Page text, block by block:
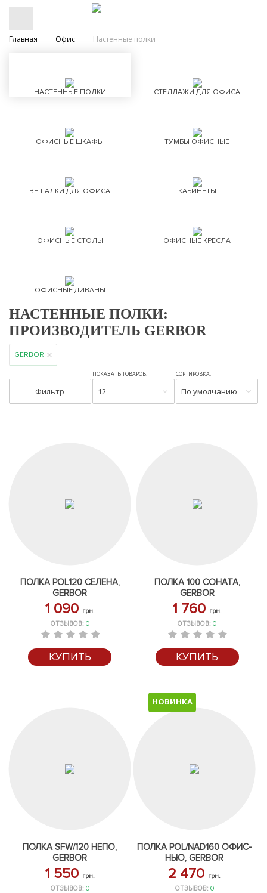
Главная Офис Настенные полки
НАСТЕННЫЕ ПОЛКИ СТЕЛЛАЖИ ДЛЯ ОФИСА
ОФИСНЫЕ ШКАФЫ ТУМБЫ ОФИСНЫЕ
ВЕШАЛКИ ДЛЯ ОФИСА КАБИНЕТЫ
ОФИСНЫЕ СТОЛЫ ОФИСНЫЕ КРЕСЛА
ОФИСНЫЕ ДИВАНЫ
НАСТЕННЫЕ ПОЛКИ:
ПРОИЗВОДИТЕЛЬ GERBOR
GERBOR
Фильтр
ПОКАЗАТЬ ТОВАРОВ:
12
СОРТИРОВКА:
По умолчанию
ПОЛКА POL120 СЕЛЕНА,
GERBOR
1 090 грн.
ОТЗЫВОВ: 0
КУПИТЬ
ПОЛКА 100 СОНАТА,
GERBOR
1 760 грн.
ОТЗЫВОВ:0
КУПИТЬ
ПОЛКА SFW/120 НЕПО,
GERBOR
1 550 грн.
ОТЗЫВОВ: 0
НОВИНКА
ПОЛКА POL/NAD160 ОФИС-
НЬЮ, GERBOR
2 470 грн.
ОТЗЫВОВ: 0